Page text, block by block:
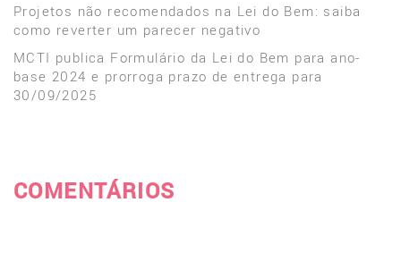
Projetos não recomendados na Lei do Bem: saiba
como reverter um parecer negativo
MCTI publica Formulário da Lei do Bem para ano-
base 2024 e prorroga prazo de entrega para
30/09/2025
COMENTÁRIOS